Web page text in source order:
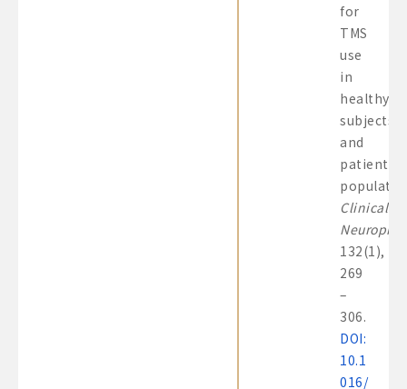
for
TMS
use
in
healthy
subjects
and
patient
Clinical
132(1),
269
–
306.
DOI:
10.1
016/